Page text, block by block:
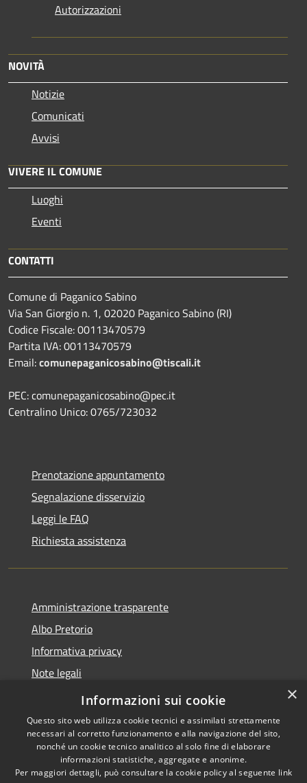
Autorizzazioni
NOVITÀ
Notizie
Comunicati
Avvisi
VIVERE IL COMUNE
Luoghi
Eventi
CONTATTI
Comune di Paganico Sabino
Via San Giorgio n. 1, 02020 Paganico Sabino (RI)
Codice Fiscale: 00113470579
Partita IVA: 00113470579
Email:comunepaganicosabino@tiscali.it
PEC: comunepaganicosabino@pec.it
Centralino Unico: 0765/723032
Prenotazione appuntamento
Segnalazione disservizio
Leggi le FAQ
Richiesta assistenza
Amministrazione trasparente
Albo Pretorio
Informativa privacy
Note legali
Dichiarazione di accessibilità
Copyright © 2026 • Comune di
Paganico Sabino • Powered by
×
Informazioni sui cookie
Questo sito web utilizza cookie tecnici e assimilati strettamente
necessari al corretto funzionamento e alla navigazione del sito,
nonché un cookie tecnico analitico al solo fine di elaborare
informazioni statistiche, aggregate e anonime.
Per maggiori dettagli, può consultare la cookie policy al seguente link